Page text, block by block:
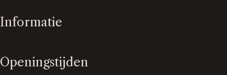
Informatie
Openingstijden